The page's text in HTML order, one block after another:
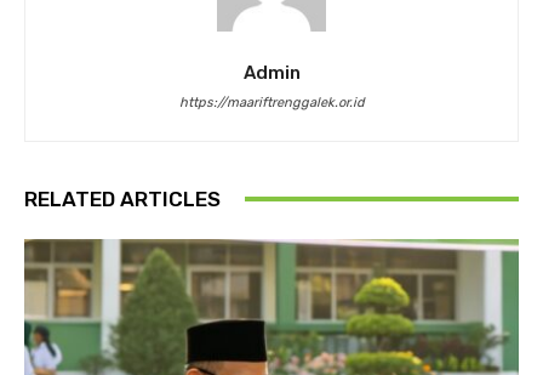
Admin
https://maariftrenggalek.or.id
RELATED ARTICLES